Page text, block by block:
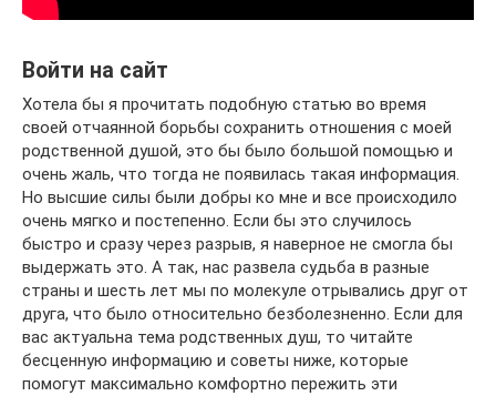
Войти на сайт
Хотела бы я прочитать подобную статью во время
своей отчаянной борьбы сохранить отношения с моей
родственной душой, это бы было большой помощью и
очень жаль, что тогда не появилась такая информация.
Но высшие силы были добры ко мне и все происходило
очень мягко и постепенно. Если бы это случилось
быстро и сразу через разрыв, я наверное не смогла бы
выдержать это. А так, нас развела судьба в разные
страны и шесть лет мы по молекуле отрывались друг от
друга, что было относительно безболезненно. Если для
вас актуальна тема родственных душ, то читайте
бесценную информацию и советы ниже, которые
помогут максимально комфортно пережить эти